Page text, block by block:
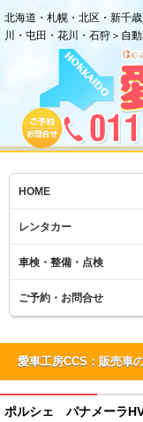
北海道・札幌・北区・新千
川・屯田・花川・石狩＞自
HOME
レンタカー
車検・整備・点検
ご予約・お問合せ
愛車工房CCS：販売車
ポルシェ パナメーラ